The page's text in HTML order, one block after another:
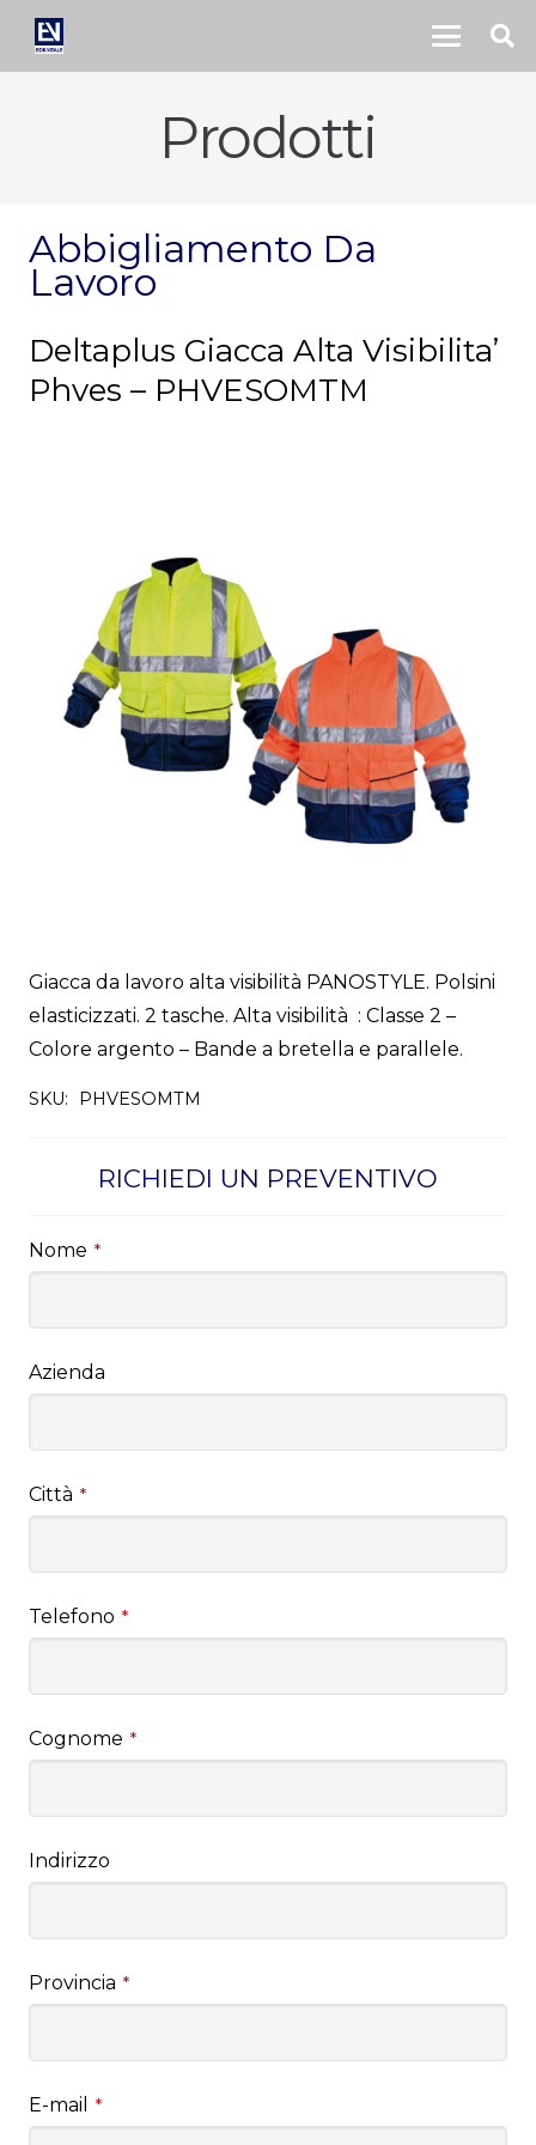
Prodotti
Abbigliamento Da
Lavoro
Deltaplus Giacca Alta Visibilita’
Phves – PHVESOMTM
Giacca da lavoro alta visibilità PANOSTYLE. Polsini
elasticizzati. 2 tasche. Alta visibilità : Classe 2 –
Colore argento – Bande a bretella e parallele.
SKU: PHVESOMTM
RICHIEDI UN PREVENTIVO
Nome *
Azienda
Città *
Telefono *
Cognome *
Indirizzo
Provincia *
E-mail *